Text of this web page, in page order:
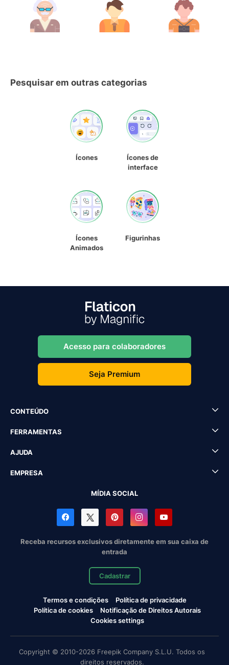
Pesquisar em outras categorias
Ícones
Ícones de
interface
Ícones
Animados
Figurinhas
Acesso para colaboradores
Seja Premium
CONTEÚDO
FERRAMENTAS
AJUDA
EMPRESA
MÍDIA SOCIAL
Receba recursos exclusivos diretamente em sua caixa de
entrada
Cadastrar
Termos e condições
Política de privacidade
Política de cookies
Notificação de Direitos Autorais
Cookies settings
Copyright © 2010-2026 Freepik Company S.L.U. Todos os
direitos reservados.